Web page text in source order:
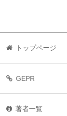
トップページ
GEPR
著者一覧